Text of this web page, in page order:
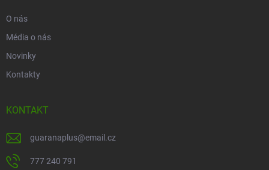
O nás
Média o nás
Novinky
Kontakty
KONTAKT
guaranaplus@email.cz
777 240 791